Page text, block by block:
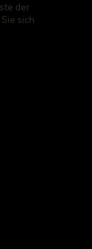
der
sich